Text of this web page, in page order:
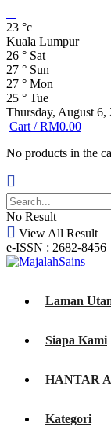
23 °c
Kuala Lumpur
26 ° Sat
27 ° Sun
27 ° Mon
25 ° Tue
Thursday, August 6,
Cart /RM0.00
No products in the
No Result
View All Result
e-ISSN : 2682-8456
Laman
Siapa Kami
HANTAR
Kategori